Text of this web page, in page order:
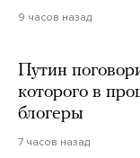
9 часов назад
Путин
которого в
блогеры
7 часов назад